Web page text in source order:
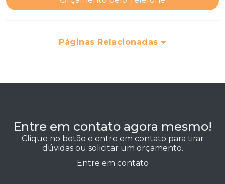
Páginas Relacionadas
Entre em contato agora mesmo!
Clique no botão e entre em contato para tirar
dúvidas ou solicitar um orçamento.
Entre em contato